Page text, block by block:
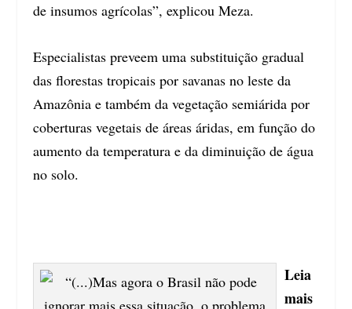
de insumos agrícolas”, explicou Meza.
Especialistas preveem uma substituição gradual
das florestas tropicais por savanas no leste da
Amazônia e também da vegetação semiárida por
coberturas vegetais de áreas áridas, em função do
aumento da temperatura e da diminuição de água
no solo.
Leia
mais